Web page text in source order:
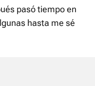
pasó tiempo en
hasta me sé